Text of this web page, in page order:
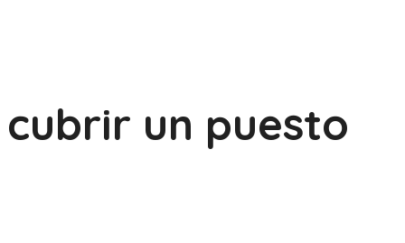
cubrir un puesto